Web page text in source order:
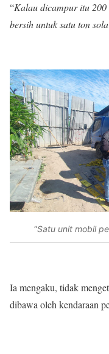
“Kalau dicampur itu
bersih untuk satu ton
“Satu unit mobil
Ia mengaku, tidak
dibawa oleh kendaraan